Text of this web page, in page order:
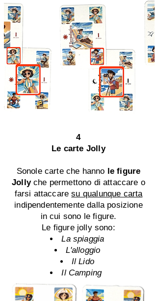
4
Le carte Jolly
Sonole carteche hanno le figure
Jollyche permettono di attaccare o
farsi attaccaresu qualunque carta
indipendentemente dalla posizione
in cui sono le figure.
Le figure jolly sono:
La spiaggia
L'alloggio
Il Lido
Il Camping